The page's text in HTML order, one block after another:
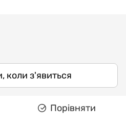
коли з'явиться
Порівняти